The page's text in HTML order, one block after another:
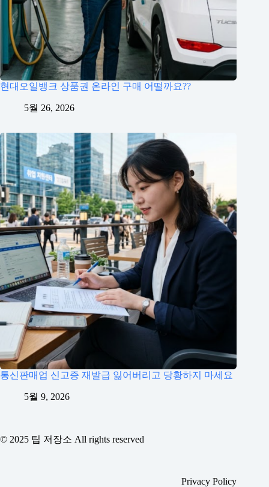
현대오일뱅크 상품권 온라인 구매 어떨까요??
5월 26, 2026
통신판매업 신고증 재발급 잃어버리고 당황하지 마세요
5월 9, 2026
© 2025 팁 저장소 All rights reserved
Privacy Policy